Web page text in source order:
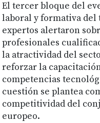
El tercer bloque del
laboral y formativa
expertos alertaron
profesionales
la atractividad del
reforzar la
competencias
cuestión se plantea
competitividad del
europeo.